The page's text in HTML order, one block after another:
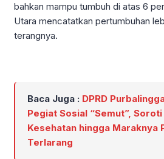
bahkan mampu tumbuh di atas 6
Utara mencatatkan pertumbuhan
terangnya.
Baca Juga : DPRD
Pegiat Sosial “Semut”,
Kesehatan hingga Maraknya
Terlarang